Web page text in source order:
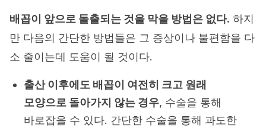
배꼽이 앞으로 돌출되는 것을 막을 방법은 없다. 하지
만 다음의 간단한 방법들은 그 증상이나 불편함을 다
소 줄이는데 도움이 될 것이다.
출산 이후에도 배꼽이 여전히 크고 원래
모양으로 돌아가지 않는 경우, 수술을 통해
바로잡을 수 있다. 간단한 수술을 통해 과도한